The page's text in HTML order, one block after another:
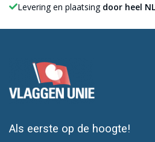
Levering en plaatsing door heel
Als eerste op de hoogte!